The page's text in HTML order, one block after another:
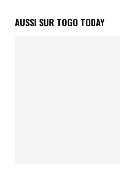
AUSSI SUR TOGO TODAY